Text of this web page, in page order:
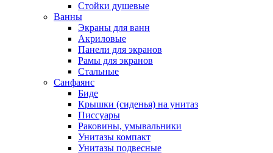
Стойки душевые
Ванны
Экраны для ванн
Акриловые
Панели для экранов
Рамы для экранов
Стальные
Санфаянс
Биде
Крышки (сиденья) на унитаз
Писсуары
Раковины, умывальники
Унитазы компакт
Унитазы подвесные